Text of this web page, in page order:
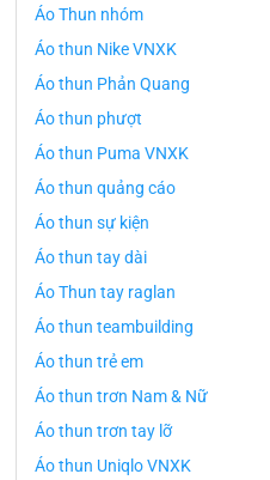
Áo Thun nhóm
Áo thun Nike VNXK
Áo thun Phản Quang
Áo thun phượt
Áo thun Puma VNXK
Áo thun quảng cáo
Áo thun sự kiện
Áo thun tay dài
Áo Thun tay raglan
Áo thun teambuilding
Áo thun trẻ em
Áo thun trơn Nam & Nữ
Áo thun trơn tay lỡ
Áo thun Uniqlo VNXK